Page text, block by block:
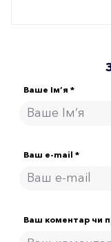
Ваше Ім’я *
Ваш e-mail *
Ваш коментар чи